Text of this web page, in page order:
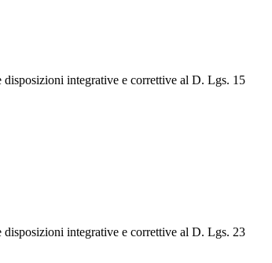
integrative e correttive al D. Lgs. 15
integrative e correttive al D. Lgs. 23